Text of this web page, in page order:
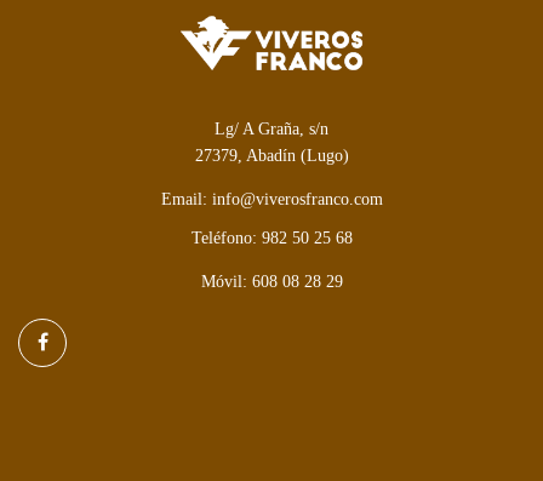
Lg/ A Graña, s/n
27379, Abadín (Lugo)
Email: info@viverosfranco.com
Teléfono: 982 50 25 68
Móvil: 608 08 28 29